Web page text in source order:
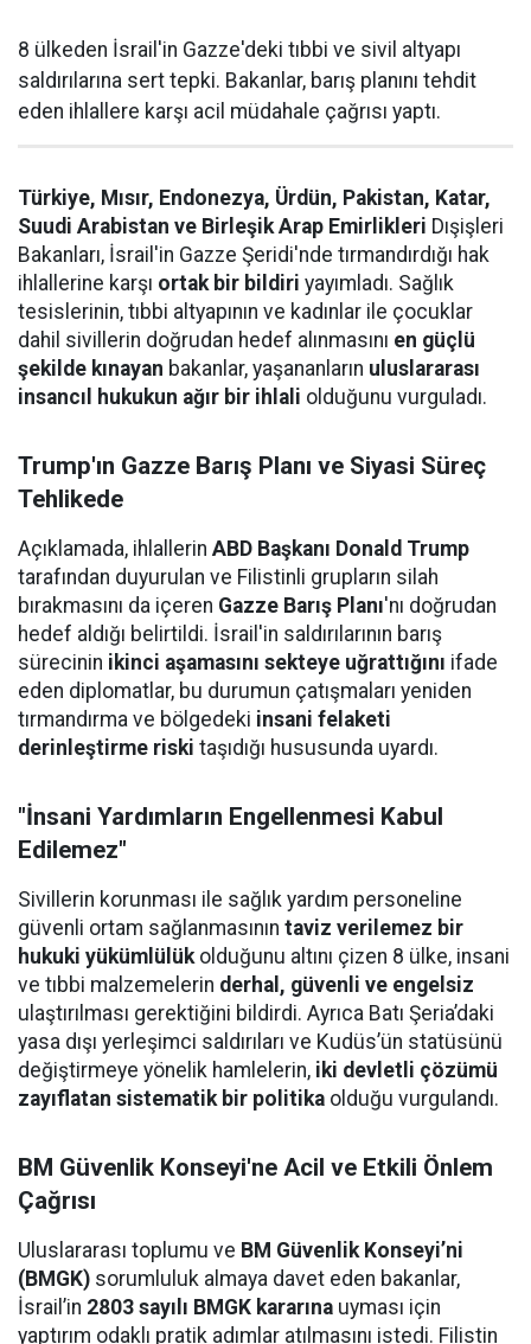
8 ülkeden İsrail'in Gazze'deki tıbbi ve sivil altyapı
saldırılarına sert tepki. Bakanlar, barış planını tehdit
eden ihlallere karşı acil müdahale çağrısı yaptı.
Türkiye, Mısır, Endonezya, Ürdün, Pakistan, Katar,
Suudi Arabistan ve Birleşik Arap Emirlikleri Dışişleri
Bakanları, İsrail'in Gazze Şeridi'nde tırmandırdığı hak
ihlallerine karşı ortak bir bildiri yayımladı. Sağlık
tesislerinin, tıbbi altyapının ve kadınlar ile çocuklar
dahil sivillerin doğrudan hedef alınmasını en güçlü
şekilde kınayan bakanlar, yaşananların uluslararası
insancıl hukukun ağır bir ihlali olduğunu vurguladı.
Trump'ın Gazze Barış Planı ve Siyasi Süreç
Tehlikede
Açıklamada, ihlallerin ABD Başkanı Donald Trump
tarafından duyurulan ve Filistinli grupların silah
bırakmasını da içeren Gazze Barış Planı'nı doğrudan
hedef aldığı belirtildi. İsrail'in saldırılarının barış
sürecinin ikinci aşamasını sekteye uğrattığını ifade
eden diplomatlar, bu durumun çatışmaları yeniden
tırmandırma ve bölgedeki insani felaketi
derinleştirme riski taşıdığı hususunda uyardı.
"İnsani Yardımların Engellenmesi Kabul
Edilemez"
Sivillerin korunması ile sağlık yardım personeline
güvenli ortam sağlanmasının taviz verilemez bir
hukuki yükümlülük olduğunu altını çizen 8 ülke, insani
ve tıbbi malzemelerin derhal, güvenli ve engelsiz
ulaştırılması gerektiğini bildirdi. Ayrıca Batı Şeria’daki
yasa dışı yerleşimci saldırıları ve Kudüs’ün statüsünü
değiştirmeye yönelik hamlelerin, iki devletli çözümü
zayıflatan sistematik bir politika olduğu vurgulandı.
BM Güvenlik Konseyi'ne Acil ve Etkili Önlem
Çağrısı
Uluslararası toplumu ve BM Güvenlik Konseyi’ni
(BMGK) sorumluluk almaya davet eden bakanlar,
İsrail’in 2803 sayılı BMGK kararına uyması için
yaptırım odaklı pratik adımlar atılmasını istedi. Filistin